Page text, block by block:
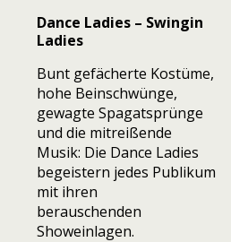
Dance Ladies – Swingin
Ladies
Bunt gefächerte Kostüme,
hohe Beinschwünge,
gewagte Spagatsprünge
und die mitreißende
Musik: Die Dance Ladies
begeistern jedes Publikum
mit ihren
berauschenden
Showeinlagen.